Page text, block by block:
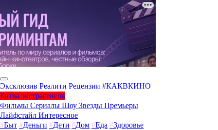
Эксклюзив Реалити Рецензии #КАКВКИНО
Битва экстрасенсов
Фильмы Сериалы Шоу Звезды Премьеры
Лайфстайл Интересное
#Быт #Деньги #Дети #Дом #Еда #Здоровье